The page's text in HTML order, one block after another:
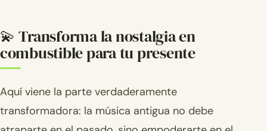
💫 Transforma la nostalgia en
combustible para tu presente
Aquí viene la parte verdaderamente
transformadora: la música antigua no debe